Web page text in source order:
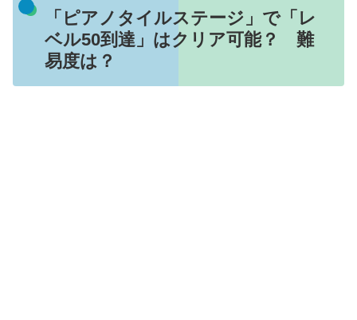
「ピアノタイルステージ」で「レ
ベル50到達」はクリア可能？ 難
易度は？